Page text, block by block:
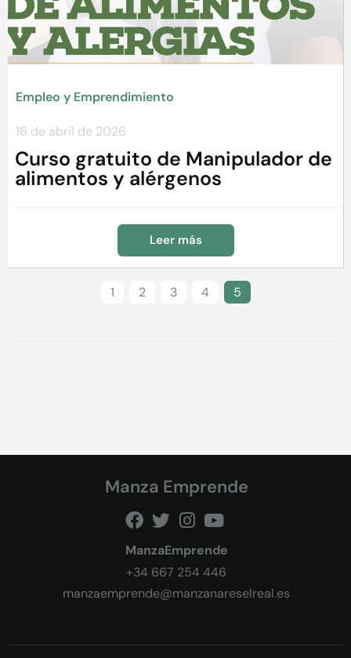
Empleo y Emprendimiento
16 de abril de 2026
Curso gratuito de Manipulador de
alimentos y alérgenos
Leer más
1 2 3 4 5
Manza Emprende
ManzaEmprende
+34 667 254 446
manzaemprende@manzanareselreal.es